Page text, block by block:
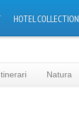
HOTEL COLLECTION
Natura